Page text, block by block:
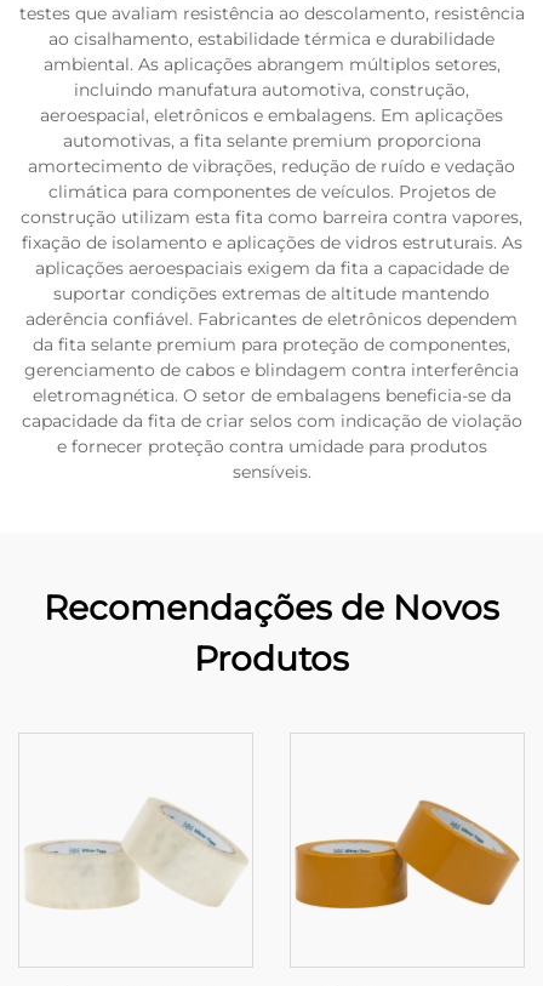
testes que avaliam resistência ao descolamento, resistência
ao cisalhamento, estabilidade térmica e durabilidade
ambiental. As aplicações abrangem múltiplos setores,
incluindo manufatura automotiva, construção,
aeroespacial, eletrônicos e embalagens. Em aplicações
automotivas, a fita selante premium proporciona
amortecimento de vibrações, redução de ruído e vedação
climática para componentes de veículos. Projetos de
construção utilizam esta fita como barreira contra vapores,
fixação de isolamento e aplicações de vidros estruturais. As
aplicações aeroespaciais exigem da fita a capacidade de
suportar condições extremas de altitude mantendo
aderência confiável. Fabricantes de eletrônicos dependem
da fita selante premium para proteção de componentes,
gerenciamento de cabos e blindagem contra interferência
eletromagnética. O setor de embalagens beneficia-se da
capacidade da fita de criar selos com indicação de violação
e fornecer proteção contra umidade para produtos
sensíveis.
Recomendações de Novos
Produtos